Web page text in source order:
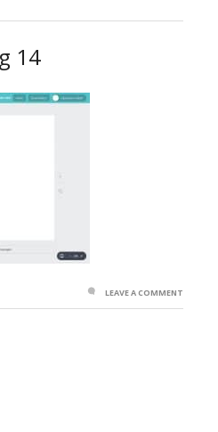
14
LEAVE A COMMENT